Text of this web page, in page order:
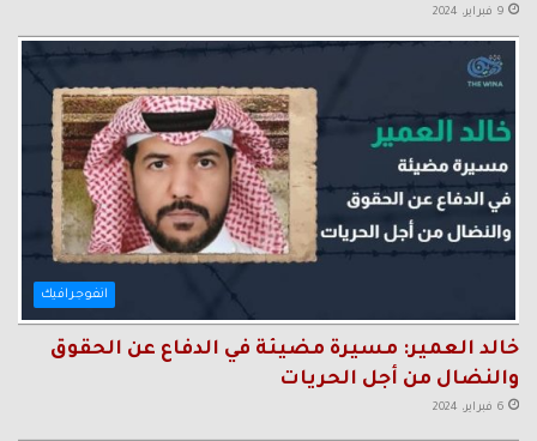
9 فبراير، 2024
انفوجرافيك
خالد العمير: مسيرة مضيئة في الدفاع عن الحقوق
والنضال من أجل الحريات
6 فبراير، 2024